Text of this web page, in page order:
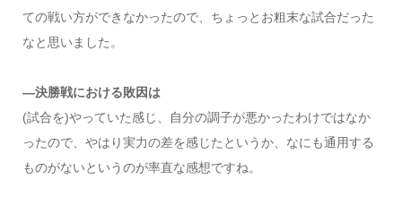
ての戦い方ができなかったので、ちょっとお粗末な試合だった
なと思いました。
―決勝戦における敗因は
(試合を)やっていた感じ、自分の調子が悪かったわけではなか
ったので、やはり実力の差を感じたというか、なにも通用する
ものがないというのが率直な感想ですね。